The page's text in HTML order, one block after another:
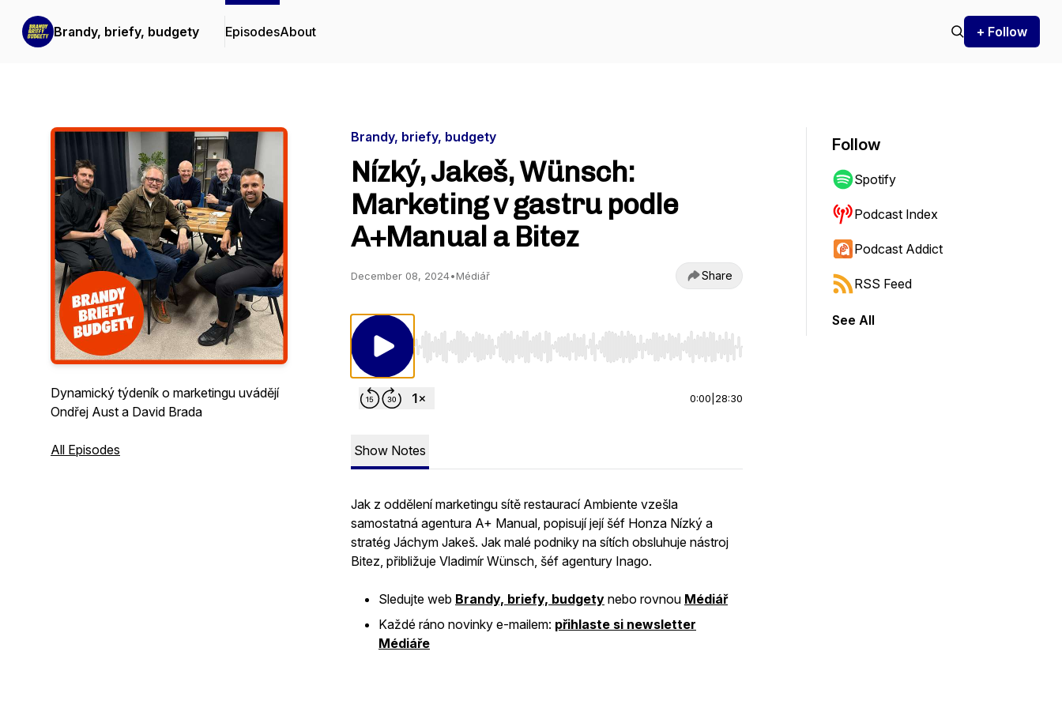
Brandy, briefy, budgety EpisodesAbout + Follow
Dynamický týdeník o marketingu uvádějí
Ondřej Aust a David Brada
All Episodes
Brandy, briefy, budgety
Nízký, Jakeš, Wünsch:
Marketing v gastru podle
A+Manual a Bitez
December 08, 2024•Médiář Share
Use Left/Right to seek, Home/End to jump to start or end. Hold shift to jump forward or backward.
0:00 28:30
Show Notes
Jak z oddělení marketingu sítě restaurací Ambiente vzešla
samostatná agentura A+ Manual, popisují její šéf Honza Nízký a
stratég Jáchym Jakeš. Jak malé podniky na sítích obsluhuje nástroj
Bitez, přibližuje Vladimír Wünsch, šéf agentury Inago.
Sledujte web Brandy, briefy, budgety nebo rovnou Médiář
Každé ráno novinky e-mailem: přihlaste si newsletter
Médiáře
Follow
Spotify
Podcast Index
Podcast Addict
RSS Feed
See All